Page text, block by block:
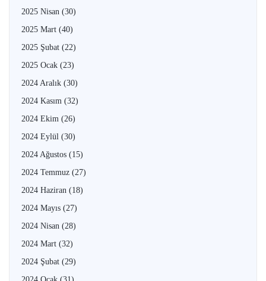
2025 Nisan (30)
2025 Mart (40)
2025 Şubat (22)
2025 Ocak (23)
2024 Aralık (30)
2024 Kasım (32)
2024 Ekim (26)
2024 Eylül (30)
2024 Ağustos (15)
2024 Temmuz (27)
2024 Haziran (18)
2024 Mayıs (27)
2024 Nisan (28)
2024 Mart (32)
2024 Şubat (29)